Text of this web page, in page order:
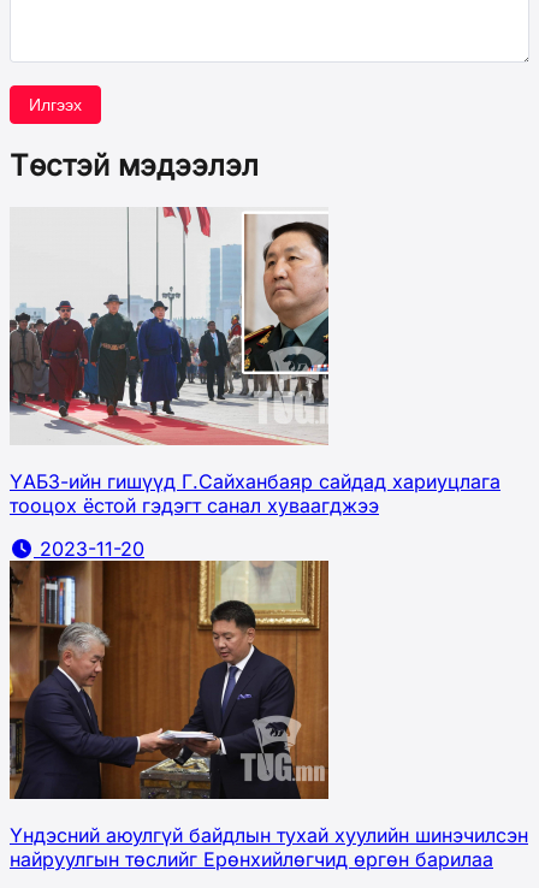
Илгээх
Төстэй мэдээлэл
ҮАБЗ-ийн гишүүд Г.Сайханбаяр сайдад хариуцлага
тооцох ёстой гэдэгт санал хуваагджээ
2023-11-20
Үндэсний аюулгүй байдлын тухай хуулийн шинэчилсэн
найруулгын төслийг Ерөнхийлөгчид өргөн барилаа